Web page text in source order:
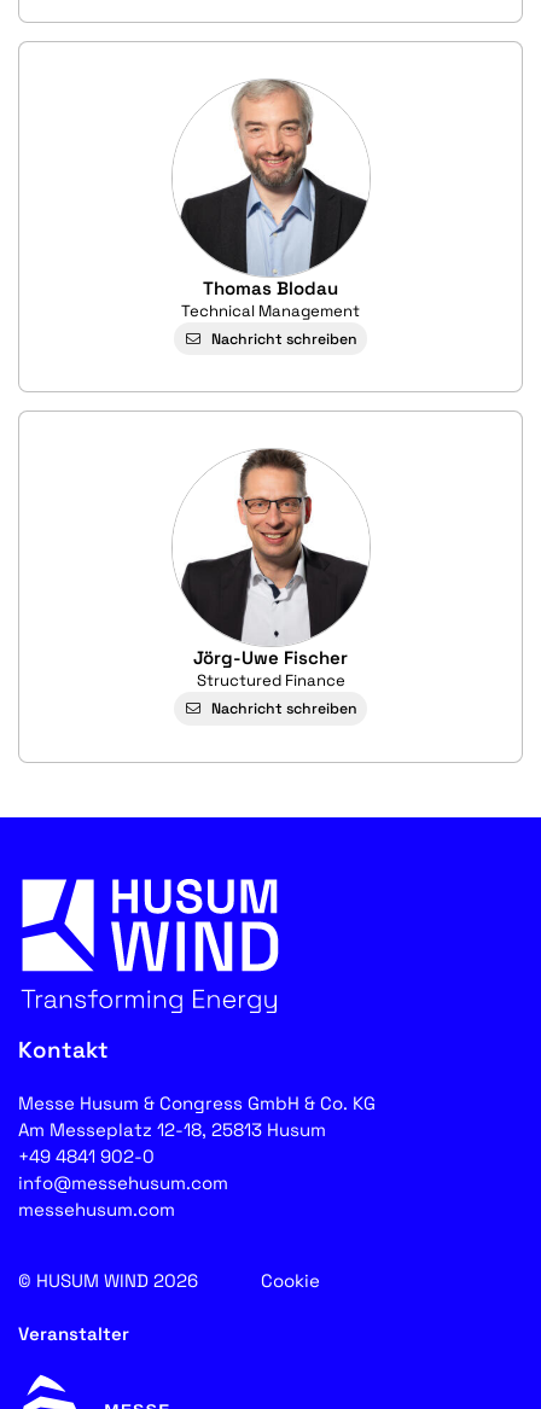
Thomas Blodau
Technical Management
Nachricht schreiben
Jörg-Uwe Fischer
Structured Finance
Nachricht schreiben
Kontakt
Messe Husum & Congress GmbH & Co. KG
Am Messeplatz 12-18, 25813 Husum
+49 4841 902-0
info@messehusum.com
messehusum.com
© HUSUM WIND 2026 Cookie
Veranstalter